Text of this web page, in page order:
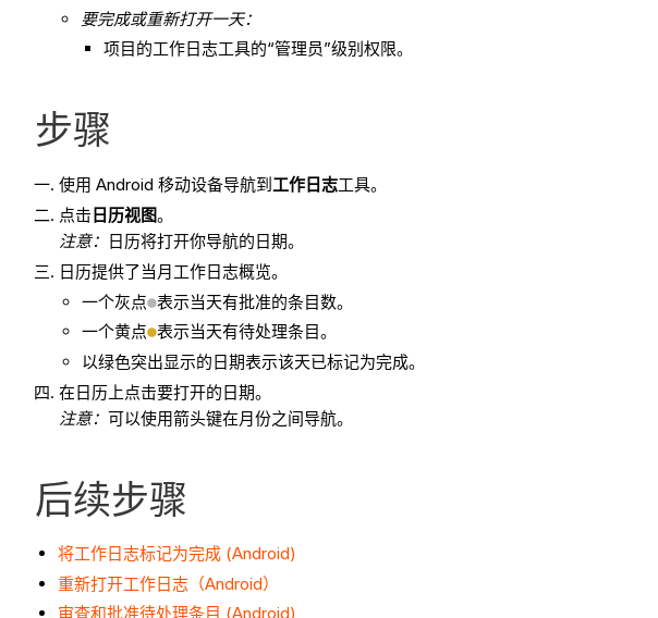
要完成或重新打开一天：
项目的工作日志工具的“管理员”级别权限。
步骤
使用 Android 移动设备导航到工作日志工具。
点击日历视图。
注意： 日历将打开你导航的日期。
日历提供了当月工作日志概览。
一个灰点 表示当天有批准的条目数。
一个黄点 表示当天有待处理条目。
以绿色突出显示的日期表示该天已标记为完成。
在日历上点击要打开的日期。
注意：可以使用箭头键在月份之间导航。
后续步骤
将工作日志标记为完成 (Android)
重新打开工作日志（Android）
审查和批准待处理条目 (Android)